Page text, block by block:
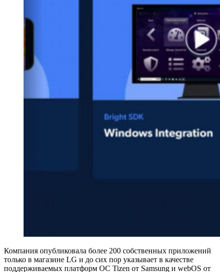
Компания опубликовала более 200 собственных приложений
только в магазине LG и до сих пор указывает в качестве
поддерживаемых платформ ОС Tizen от Samsung и webOS от